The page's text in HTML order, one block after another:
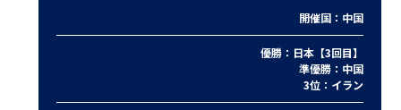
開催国：中国
優勝：日本【3回目】
準優勝：中国
3位：イラン